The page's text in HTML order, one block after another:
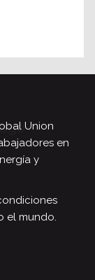
Union
en
y
el mundo.